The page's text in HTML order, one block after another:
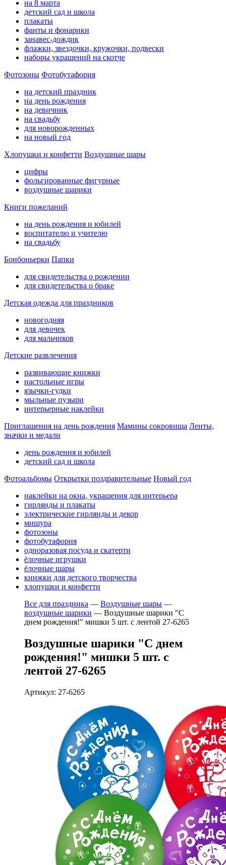
на 8 марта
детский сад и школа
плакаты
фанты и фонарики
занавес-дождик
флажки, звездочки, кружочки, подвески
наборы украшений на скотче
Фотозоны Фотобутафория
на детский праздник
на день рождения
на девичник
на свадьбу
для новорожденных
на новый год
Хлопушки и конфетти Воздушные шары
цифры
фольгированные фигурные
воздушные шарики
Книги пожеланий
на день рождения и юбилей
воспитателю и учителю
на свадьбу
Бонбоньерки Папки
для свидетельства о рождении
для свидетельства о браке
Детская одежда для праздников
новогодняя
для девочек
для мальчиков
Детские развлечения
развивающие книжки
настольные игры
язычки-гудки
мыльные пузыри
интерьерные наклейки
Приглашения на день рождения Мамины сокровища Ленты,
значки и медали
день рождения и юбилей
детский сад и школа
Фотоальбомы Открытки поздравительные Новый год
наклейки на окна, украшения для интерьера
гирлянды и плакаты
электрические гирлянды и декор
мишура
фотозоны
фотобутафория
одноразовая посуда и скатерти
ёлочные игрушки
ёлочные шары
книжки для детского творчества
хлопушки и конфетти
Все для праздника — Воздушные шары —
воздушные шарики — Воздушные шарики "С
днем рождения!" мишки 5 шт. с лентой 27-6265
Воздушные шарики "С днем
рождения!" мишки 5 шт. с
лентой 27-6265
Артикул: 27-6265